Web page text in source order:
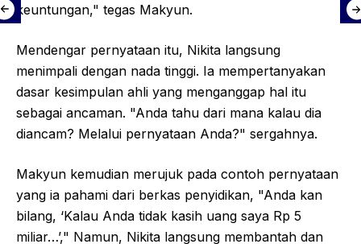
keuntungan," tegas Makyun.
Mendengar pernyataan itu, Nikita langsung
menimpali dengan nada tinggi. Ia mempertanyakan
dasar kesimpulan ahli yang menganggap hal itu
sebagai ancaman. "Anda tahu dari mana kalau dia
diancam? Melalui pernyataan Anda?" sergahnya.
Makyun kemudian merujuk pada contoh pernyataan
yang ia pahami dari berkas penyidikan, "Anda kan
bilang, ‘Kalau Anda tidak kasih uang saya Rp 5
miliar…’," Namun, Nikita langsung membantah dan